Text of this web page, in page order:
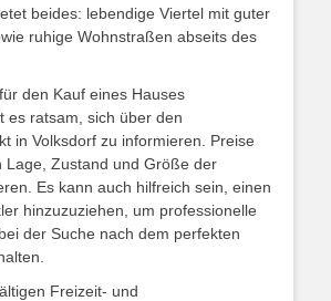
beides: lebendige Viertel mit guter
ruhige Wohnstraßen abseits des
den Kauf eines Hauses
es ratsam, sich über den
in Volksdorf zu informieren. Preise
Lage, Zustand und Größe der
Es kann auch hilfreich sein, einen
hinzuzuziehen, um professionelle
der Suche nach dem perfekten
Freizeit- und